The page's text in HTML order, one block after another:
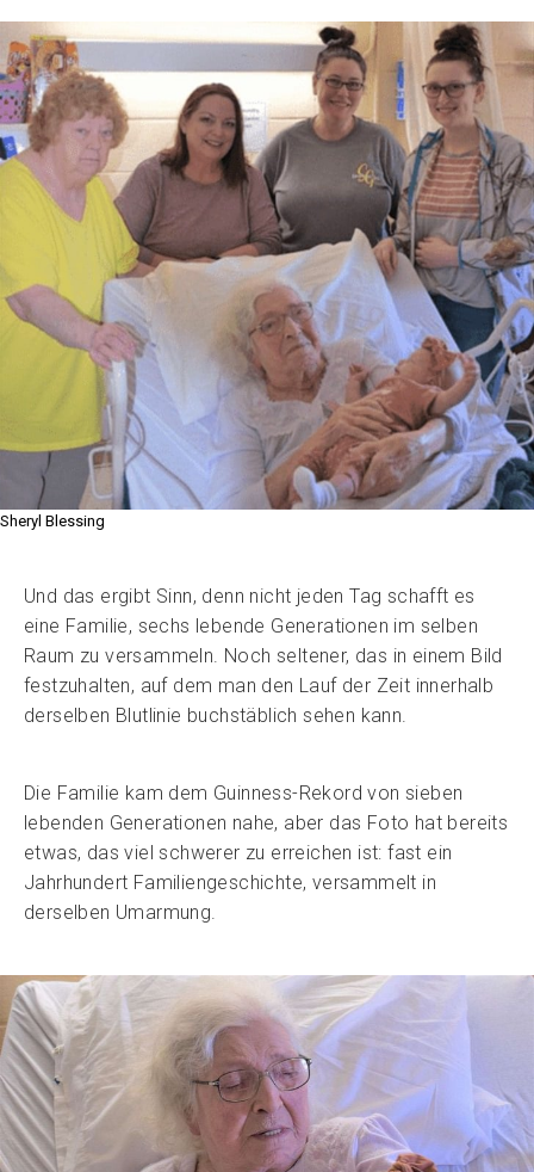
Sheryl Blessing
Und das ergibt Sinn, denn nicht jeden Tag schafft es
eine Familie, sechs lebende Generationen im selben
Raum zu versammeln. Noch seltener, das in einem Bild
festzuhalten, auf dem man den Lauf der Zeit innerhalb
derselben Blutlinie buchstäblich sehen kann.
Die Familie kam dem Guinness-Rekord von sieben
lebenden Generationen nahe, aber das Foto hat bereits
etwas, das viel schwerer zu erreichen ist: fast ein
Jahrhundert Familiengeschichte, versammelt in
derselben Umarmung.